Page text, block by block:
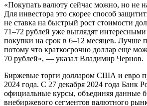
«Покупать валюту сейчас можно, но не
Для инвестора это скорее способ
не ставка на быстрый рост стоимости
71–72 рублей уже выглядят
покупки на срок в 6–12 месяцев. Лучше
потому что краткосрочно доллар еще
70 рублей», — указал Владимир Чернов.
Биржевые торги долларом США и евро
2024 года. С 27 декабря 2024 года Банк
официальные курсы, объединяя данные
внебиржевого сегментов валютного